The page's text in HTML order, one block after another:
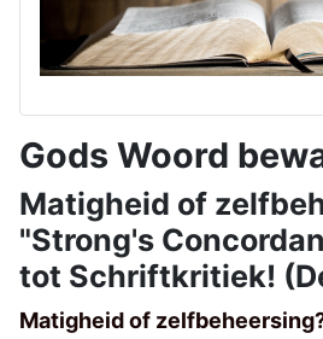
Gods Woord
Matigheid of
"Strong's
tot Schriftkritiek!
Matigheid of